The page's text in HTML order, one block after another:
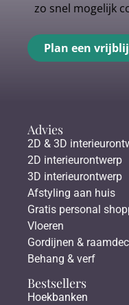
zo snel mogelijk
Plan een
Advies
2D & 3D
2D interieurontwerp
3D interieurontwerp
Afstyling aan huis
Gratis personal
Vloeren
Gordijnen &
Behang & verf
Bestsellers
Hoekbanken